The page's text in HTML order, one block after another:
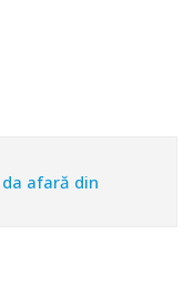
afară din